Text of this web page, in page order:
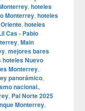
, hoteles
Monterrey, hoteles
, hoteles
Cas - Pablo
, Main
, mejores bares
hoteles Nuevo
Monterrey,
panorámico,
nacional.,
, Pal Norte 2025
Monterrey,